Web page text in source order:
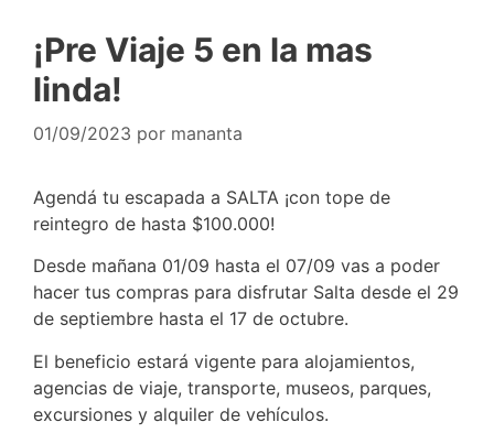
¡Pre Viaje 5 en la mas
linda!
01/09/2023 por mananta
Agendá tu escapada a SALTA ¡con tope de
reintegro de hasta $100.000!
Desde mañana 01/09 hasta el 07/09 vas a poder
hacer tus compras para disfrutar Salta desde el 29
de septiembre hasta el 17 de octubre.
El beneficio estará vigente para alojamientos,
agencias de viaje, transporte, museos, parques,
excursiones y alquiler de vehículos.